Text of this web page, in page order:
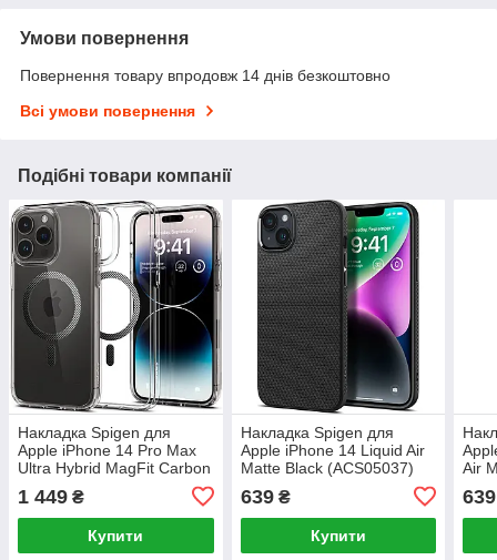
Умови повернення
Повернення товару впродовж 14 днів безкоштовно
Всі умови повернення
Подібні товари компанії
Накладка Spigen для
Apple iPhone 14 Pro Max
Ultra Hybrid MagFit Carbon
1 449 ₴
Купити
Накладка Spigen для
Apple iPhone 14 Liquid Air
Matte Black (ACS05037)
639₴
Купити
Air
639